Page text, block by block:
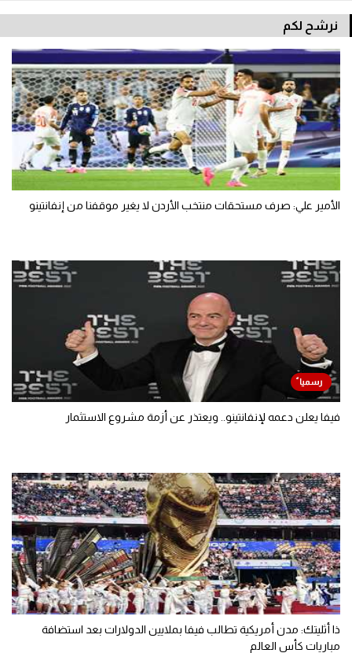
نرشح لكم
الأمير علي: صرف مستحقات منتخب الأردن لا يغير موقفنا من إنفانتينو
فيفا يعلن دعمه لإنفانتينو.. ويعتذر عن أزمة مشروع الاستثمار
ذا أثليتك: مدن أمريكية تطالب فيفا بملايين الدولارات بعد استضافة
مباريات كأس العالم